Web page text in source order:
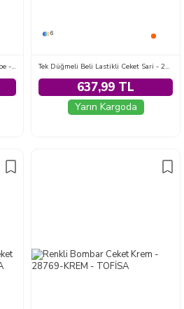
Tek Düğmeli Beli Lastikli Ceket Pembe - 28767-PEMBE
6
Tek Düğmeli Beli Lastikli Ceket Sari - 28767-SARI
637,99 TL
Yarın Kargoda